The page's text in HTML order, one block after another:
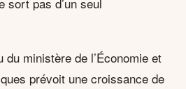
du ministère de l’Économie et
prévoit une croissance de